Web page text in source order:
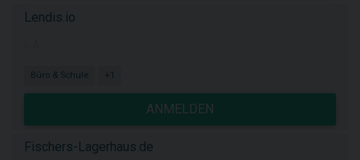
Lendis.io
Büro & Schule +1
ANMELDEN
Fischers-Lagerhaus.de